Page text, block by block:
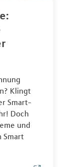
Klingt
Smart-
Doch
und
Smart